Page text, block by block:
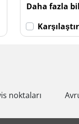
Daha fazla
noktaları